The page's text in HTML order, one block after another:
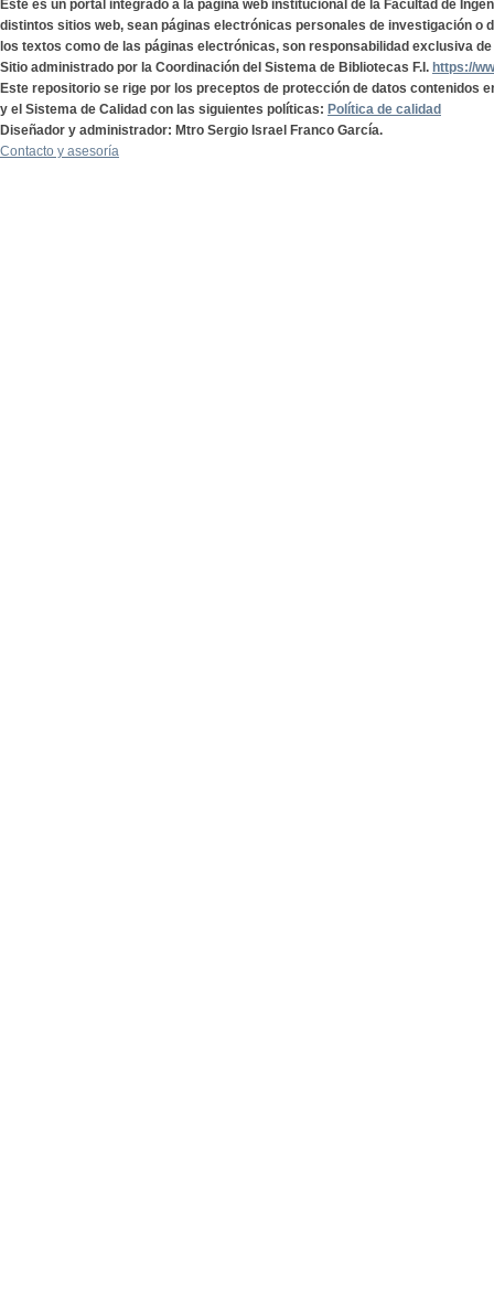
Este es un portal integrado a la página web institucional de la Facultad de
distintos sitios web, sean páginas electrónicas personales de investigación o
los textos como de las páginas electrónicas, son responsabilidad exclusiva
Sitio administrado por la Coordinación del Sistema de Bibliotecas F.I. https://
Este repositorio se rige por los preceptos de protección de datos contenidos
y el Sistema de Calidad con las siguientes políticas: Política de calidad
Diseñador y administrador: Mtro Sergio Israel Franco García.
Contacto y asesoría